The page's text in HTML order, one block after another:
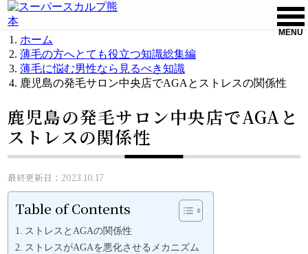
MENU
ホーム
薄毛の方へとても役立つ知識総集編
薄毛に悩む男性なら見るべき知識
鹿児島の発毛サロン中央店でAGAとストレスの関係性
鹿児島の発毛サロン中央店でAGAと
ストレスの関係性
最終更新日：2023.10.17
Table of Contents
ストレスとAGAの関係性
ストレスがAGAを悪化させるメカニズム